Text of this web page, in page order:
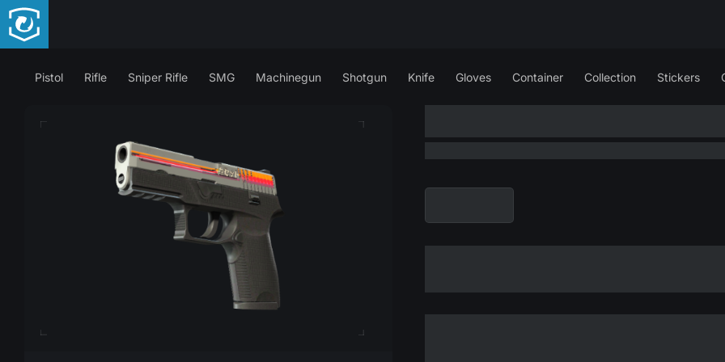
Pistol Rifle Sniper Rifle SMG Machinegun Shotgun Knife Gloves Container Collection Stickers